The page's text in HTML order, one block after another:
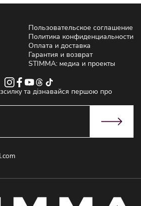
Пользовательское соглашение
Политика конфиденциальности
Оплата и доставка
Гарантия и возврат
STIMMA: медиа и проекты
та дізнавайся першою про